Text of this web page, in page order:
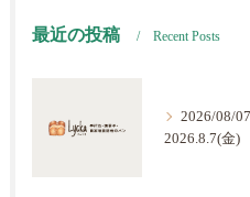
最近の投稿 Recent Posts
2026/08/07
2026.8.7(金)